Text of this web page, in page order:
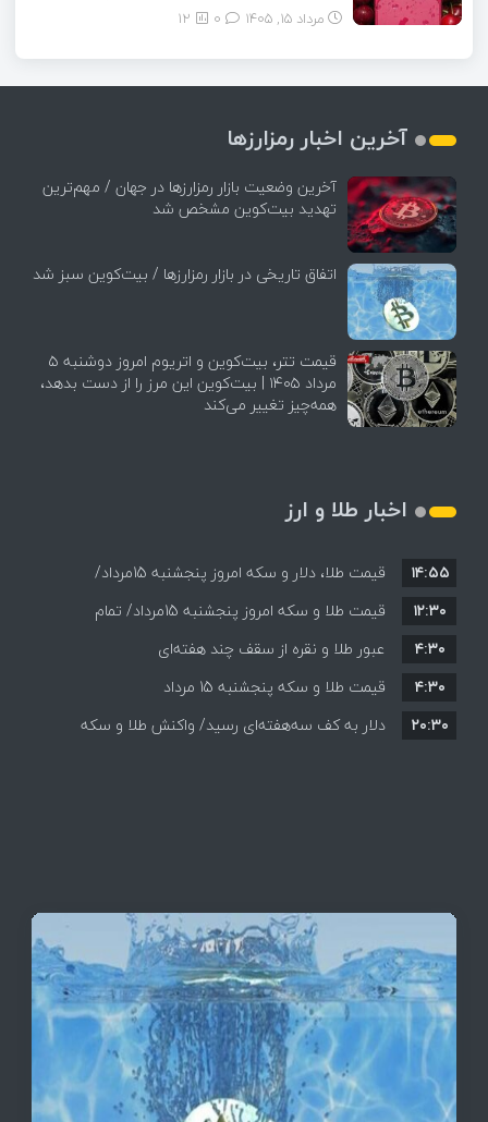
مرداد ۱۵, ۱۴۰۵ 12
آخرین اخبار رمزارزها
آخرین وضعیت بازار رمزارزها در جهان / مهم‌ترین
تهدید بیت‌کوین مشخص شد
اتفاق تاریخی در بازار رمزارزها / بیت‌کوین سبز شد
قیمت تتر، بیت‌کوین و اتریوم امروز دوشنبه ۵
مرداد ۱۴۰۵ | بیت‌کوین این مرز را از دست بدهد،
همه‌چیز تغییر می‌کند
اخبار طلا و ارز
قیمت طلا، دلار و سکه امروز پنجشنبه 15مرداد/
افزایش قیمت ها + جدول
۱۴:۵۵
قیمت طلا و سکه امروز پنجشنبه 15مرداد/ تمام
قیمت ها بر مدار افزایش + جدول
۱۲:۳۰
عبور طلا و نقره از سقف چند هفته‌ای
۴:۳۰
قیمت طلا و سکه پنجشنبه 15 مرداد
۴:۳۰
دلار به کف سه‌هفته‌ای رسید/ واکنش طلا و سکه
۲۰:۳۰